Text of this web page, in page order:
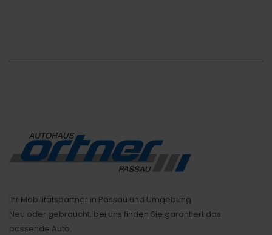
Ihr Mobilitätspartner in Passau und Umgebung.
Neu oder gebraucht, bei uns finden Sie garantiert das
passende Auto.